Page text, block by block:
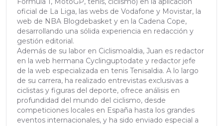
oficial de La Liga, las webs de Vodafone y Movistar, la
web de NBA Blogdebasket y en la Cadena Cope,
desarrollando una sólida experiencia en redacción y
gestión editorial.
Además de su labor en Ciclismoaldia, Juan es redactor
en la web hermana Cyclinguptodate y redactor jefe
de la web especializada en tenis Tenisaldia. A lo largo
de su carrera, ha realizado entrevistas exclusivas a
ciclistas y figuras del deporte, ofrece análisis en
profundidad del mundo del ciclismo, desde
competiciones locales en España hasta los grandes
eventos internacionales, y ha sido enviado especial a